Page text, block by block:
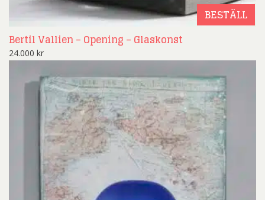
BESTÄLL
Bertil Vallien – Opening – Glaskonst
24.000 kr